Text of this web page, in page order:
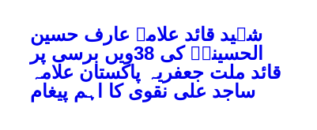
شہید قائد علامہ عارف حسین
الحسینیؒ کی 38ویں برسی پر
قائد ملت جعفریہ پاکستان علامہ
ساجد علی نقوی کا اہم پیغام